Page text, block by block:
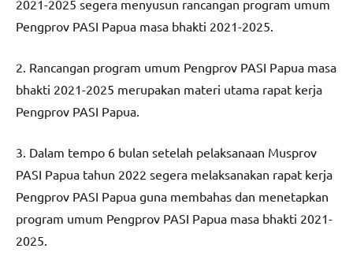
2021-2025 segera menyusun rancangan program umum
Pengprov PASI Papua masa bhakti 2021-2025.
2. Rancangan program umum Pengprov PASI Papua masa
bhakti 2021-2025 merupakan materi utama rapat kerja
Pengprov PASI Papua.
3. Dalam tempo 6 bulan setelah pelaksanaan Musprov
PASI Papua tahun 2022 segera melaksanakan rapat kerja
Pengprov PASI Papua guna membahas dan menetapkan
program umum Pengprov PASI Papua masa bhakti 2021-
2025.